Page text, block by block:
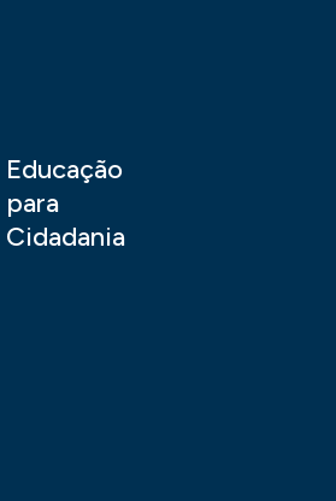
Educação
para
Cidadania